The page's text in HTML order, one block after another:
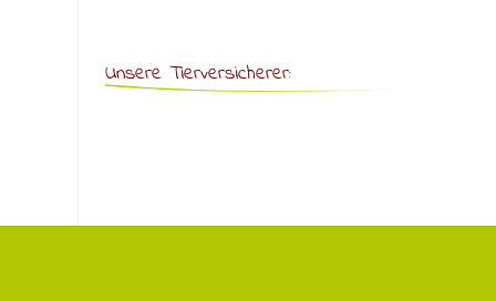
Unsere Tierversicherer: